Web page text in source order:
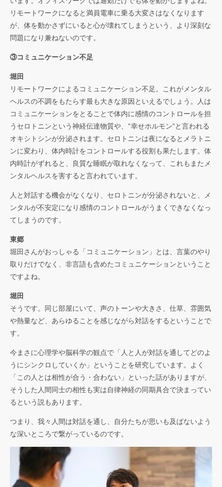
リモートワークになると満員電車に乗る大変さはなくなります
が、体を動かさずにいると心が壊れてしまうという、より深刻な
問題になり兼ねないのです。
③コミュニケーション不足
堀田
リモートワークによるコミュニケーション不足。これがメンタル
ヘルスの不調をもたらす最も大きな原因といえるでしょう。人は
コミュニケーションをとることで体内に感情のコントロールを担
うセロトニンという神経伝達物質や、“幸せホルモン”と言われる
オキシトシンが分泌されます。セロトニンは夜になるとメラトニ
ンに変わり、体内時計をコントロールする役割も果たします。体
内時計がずれると、良質な睡眠が取れなくなって、これもまたメ
ンタルヘルスを害すると言われています。
人と対話する機会がなくなり、セロトニンが分泌されないと、メ
ンタルが不安定になり感情のコントロールがうまくできなくなっ
てしまうのです。
東郷
堀田さんがおっしゃる「コミュニケーション」とは、言葉のやり
取りだけでなく、非言語も含めたコミュニケーションということ
ですよね。
堀田
そうです。同じ部屋にいて、声のトーンや大きさ、仕草、雰囲気
や熱量など、あらゆることを感じながら対話をするということで
す。
今まさに心理学や脳科学の観点で「人と人が対話を通してどのよ
うにシンクロしていくか」ということを研究しています。よく
「この人とは相性が合う・合わない」といった話がありますが、
そうした人間同士の相性も実は自律神経の同期具合で決まってい
るという説もあります。
つまり、我々人間は対話を通し、自分たちが思いも及ばないよう
な深いところで繋がっているのです。